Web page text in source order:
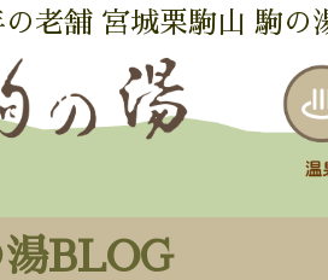
老舗 宮城栗駒山 駒の
湯BLOG